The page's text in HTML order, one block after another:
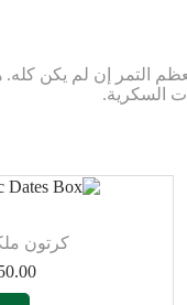
التمر إن لم يكن
السكرية.
كرتون ملكي